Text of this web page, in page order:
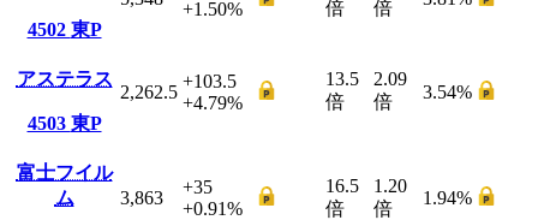
4502 東P
+1.50%
倍
倍
アステラス
4503 東P
2,262.5
+103.5
+4.79%
13.5
倍
2.09
倍
3.54%
富士フイル
ム
3,863
+35
+0.91%
16.5
倍
1.20
倍
1.94%